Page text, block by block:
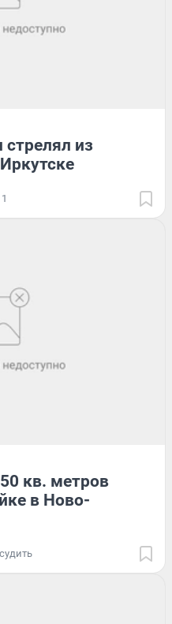
стрелял из
1
кв. метров
в Ново-